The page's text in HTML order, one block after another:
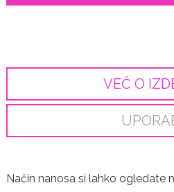
VEČ O
Način nanosa si lahko ogledate